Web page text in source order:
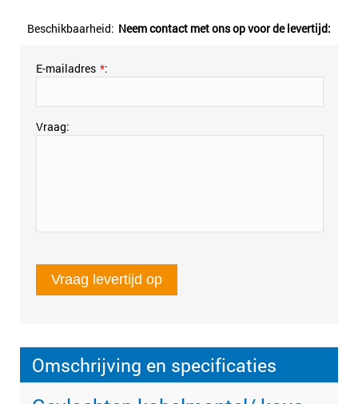
Beschikbaarheid: Neem contact met ons op voor de levertijd:
E-mailadres *
Vraag
Vraag levertijd op
Omschrijving en specificaties